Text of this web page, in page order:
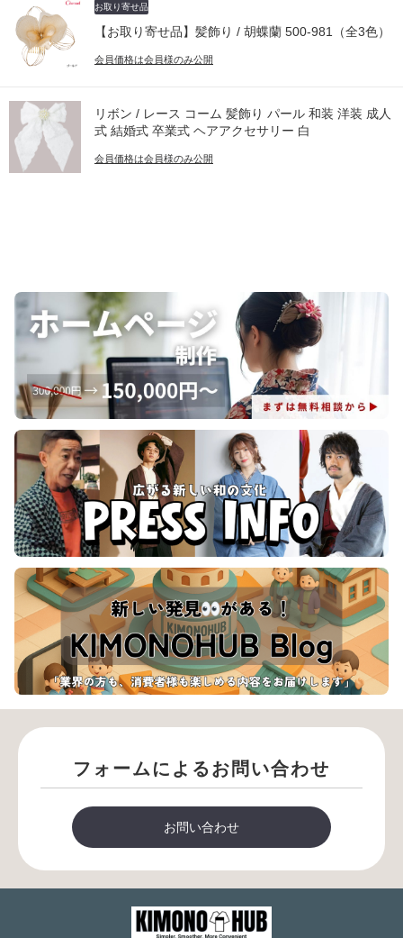
お取り寄せ品
【お取り寄せ品】髪飾り / 胡蝶蘭 500-981（全3色）
会員価格は会員様のみ公開
リボン / レース コーム 髪飾り パール 和装 洋装 成人
式 結婚式 卒業式 ヘアアクセサリー 白
会員価格は会員様のみ公開
フォームによるお問い合わせ
お問い合わせ